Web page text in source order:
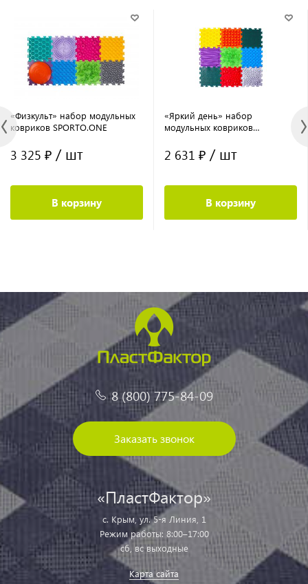
«Физкульт» набор модульных
ковриков SPORTO.ONE
3 325 ₽ / шт
В корзину
«Яркий день» набор
модульных ковриков
2 631 ₽ / шт
В корзину
8 (800) 775-84-09
Заказать звонок
«ПластФактор»
с. Крым, ул. 5-я Линия, 1
Режим работы: 8:00–17:00
сб, вс выходные
Карта сайта